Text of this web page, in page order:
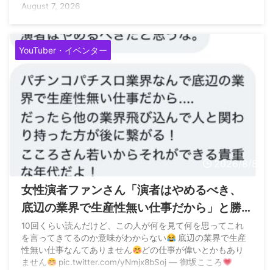
August 7, 2026
YouTuber・イベンター
2026/8/8
女性演者ファンさん「演者はやめるべき、
底辺の業界で生産性無い仕事だから」と勝
手なアドバイス
10回くらい読んだけど、この人が何を見て何を思ってこれ
を言ってきてるのか意味がわからない
底辺の業界で生産
性無い仕事なんてありません
どの仕事が偉いとかもあり
ません
pic.twitter.com/yNmjx8bSoj — 御坂こころ